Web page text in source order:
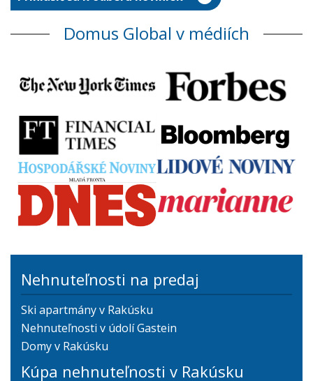
Domus Global v médiích
Nehnuteľnosti na predaj
Ski apartmány v Rakúsku
Nehnuteľnosti v údolí Gastein
Domy v Rakúsku
Kúpa nehnuteľnosti v Rakúsku